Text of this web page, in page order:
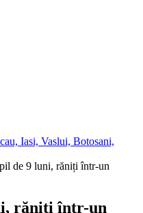
de 9 luni, răniți într-un
răniți într-un